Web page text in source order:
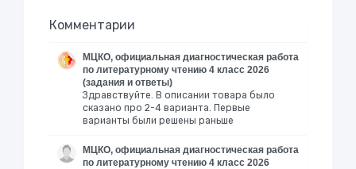
Комментарии
МЦКО, официальная диагностическая работа
по литературному чтению 4 класс 2026
(задания и ответы)
Здравствуйте. В описании товара было
сказано про 2-4 варианта. Первые
варианты были решены раньше
МЦКО, официальная диагностическая работа
по литературному чтению 4 класс 2026